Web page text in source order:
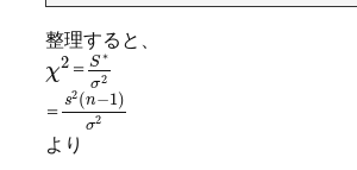
整理すると、
χ2 = S∗
σ2
= s2(n−1)
σ2
より